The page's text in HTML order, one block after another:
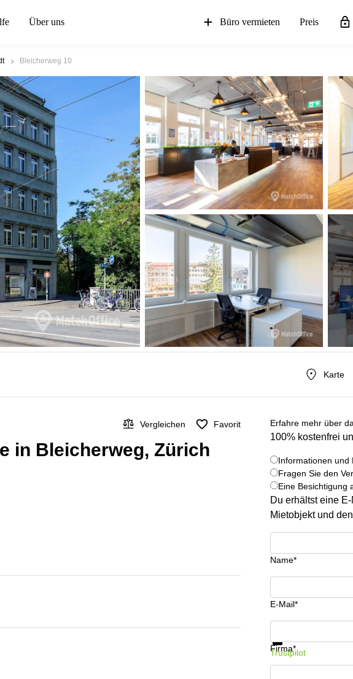
Über uns Büro vermieten Preis
Bleicherweg 10
Karte
Vergleichen Favorit
in Bleicherweg, Zürich
Erfahre mehr über
100% kostenfrei
Informationen und
Fragen Sie den
Eine Besichtigung
Du erhältst eine
Mietobjekt und
Name*
E-Mail*
Firma*
Informationen und
Trustpilot